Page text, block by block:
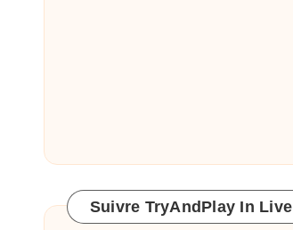
Suivre TryAndPlay In Live